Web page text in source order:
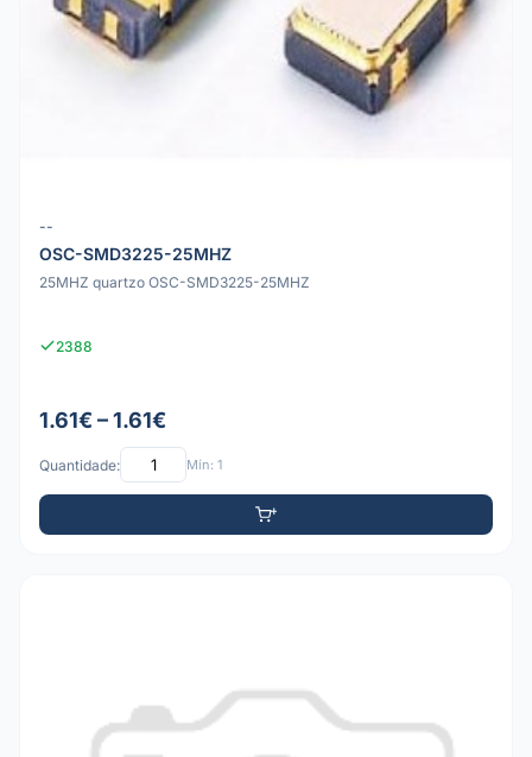
--
OSC-SMD3225-25MHZ
25MHZ quartzo OSC-SMD3225-25MHZ
2388
1.61€ – 1.61€
Quantidade: Mín: 1